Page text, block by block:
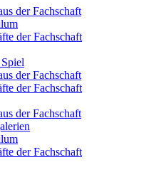
der Fachschaft
der Fachschaft
der Fachschaft
der Fachschaft
der Fachschaft
der Fachschaft